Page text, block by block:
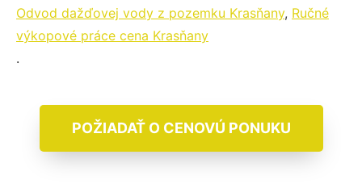
Odvod dažďovej vody z pozemku Krasňany, Ručné
výkopové práce cena Krasňany
.
POŽIADAŤ O CENOVÚ PONUKU